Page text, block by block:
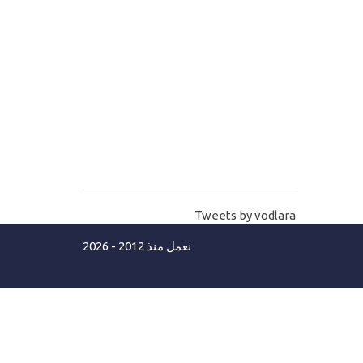
14-
صفحات الخطأ مع حل مشكلة اللغة العربية
Tweets by vodlara
نعمل منذ 2012 - 2026